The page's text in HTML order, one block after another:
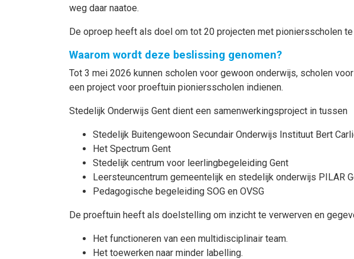
weg daar naatoe.
De oproep heeft als doel om tot 20 projecten met pioniersscholen
Waarom wordt deze beslissing genomen?
Tot 3 mei 2026 kunnen scholen voor gewoon onderwijs, scholen
een project voor proeftuin pioniersscholen indienen.
Stedelijk Onderwijs Gent dient een samenwerkingsproject in tussen
Stedelijk Buitengewoon Secundair Onderwijs Instituut Bert
Het Spectrum Gent
Stedelijk centrum voor leerlingbegeleiding Gent
Leersteuncentrum gemeentelijk en stedelijk onderwijs PILAR
Pedagogische begeleiding SOG en OVSG
De proeftuin heeft als doelstelling om inzicht te verwerven en
Het functioneren van een multidisciplinair team.
Het toewerken naar minder labelling.